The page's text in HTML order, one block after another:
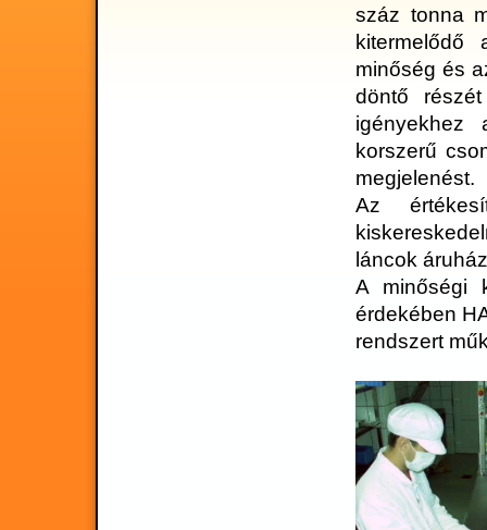
száz tonna
kitermelődő
minőség és
döntő
igényekhez
korszerű
megjelenést.
Az
láncok
A minőségi
érdekében
rendszert